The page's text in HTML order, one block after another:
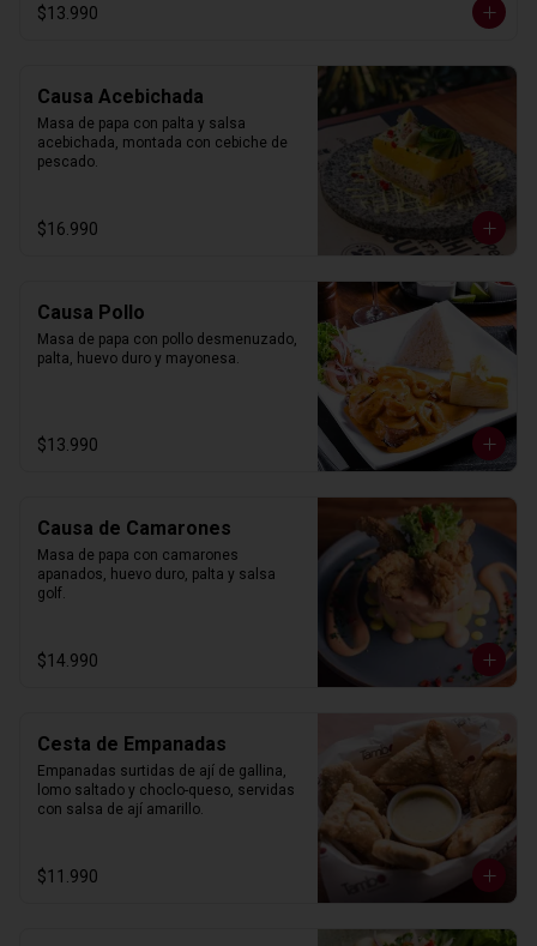
$13.990
Causa Acebichada
Masa de papa con palta y salsa
acebichada, montada con cebiche de
pescado.
$16.990
Causa Pollo
Masa de papa con pollo desmenuzado,
palta, huevo duro y mayonesa.
$13.990
Causa de Camarones
Masa de papa con camarones
apanados, huevo duro, palta y salsa
golf.
$14.990
Cesta de Empanadas
Empanadas surtidas de ají de gallina,
lomo saltado y choclo-queso, servidas
con salsa de ají amarillo.
$11.990